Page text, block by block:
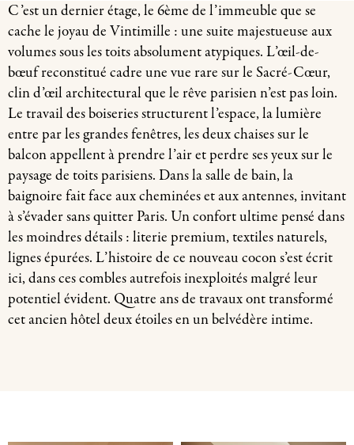
C’est un dernier étage, le 6ème de l’immeuble que se
cache le joyau de Vintimille : une suite majestueuse aux
volumes sous les toits absolument atypiques. L’œil-de-
bœuf reconstitué cadre une vue rare sur le Sacré-Cœur,
clin d’œil architectural que le rêve parisien n’est pas loin.
Le travail des boiseries structurent l’espace, la lumière
entre par les grandes fenêtres, les deux chaises sur le
balcon appellent à prendre l’air et perdre ses yeux sur le
paysage de toits parisiens. Dans la salle de bain, la
baignoire fait face aux cheminées et aux antennes, invitant
à s’évader sans quitter Paris. Un confort ultime pensé dans
les moindres détails : literie premium, textiles naturels,
lignes épurées. L’histoire de ce nouveau cocon s’est écrit
ici, dans ces combles autrefois inexploités malgré leur
potentiel évident. Quatre ans de travaux ont transformé
cet ancien hôtel deux étoiles en un belvédère intime.